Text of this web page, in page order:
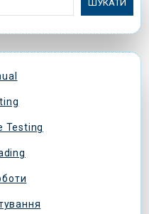
ШУКАТИ
Testing